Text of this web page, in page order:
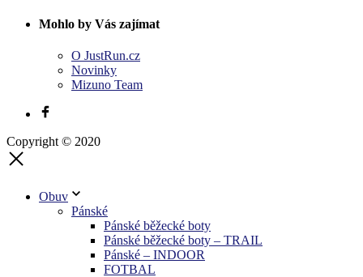
Mohlo by Vás zajímat
O JustRun.cz
Novinky
Mizuno Team
Copyright © 2020
Obuv
Pánské
Pánské běžecké boty
Pánské běžecké boty – TRAIL
Pánské – INDOOR
FOTBAL